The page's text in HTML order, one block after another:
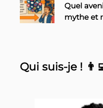
Quel
mythe et
Qui suis-je !